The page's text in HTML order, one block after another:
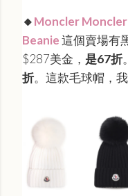
🔸Moncler
Beanie這個賣場有
$287美金， 是67折。
折。這款毛球帽，